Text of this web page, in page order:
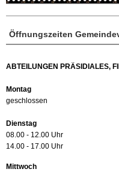
Öffnungszeiten
ABTEILUNGEN PRÄSIDIALES,
Montag
geschlossen
Dienstag
08.00 - 12.00 Uhr
14.00 - 17.00 Uhr
Mittwoch